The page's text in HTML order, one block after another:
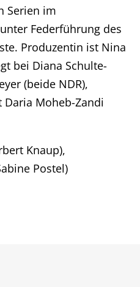
Serien im
Federführung des
Produzentin ist Nina
bei Diana Schulte-
(beide NDR),
Daria Moheb-Zandi
Knaup),
Postel)